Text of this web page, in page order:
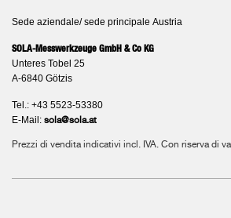
Sede aziendale/ sede principale Austria
SOLA-Messwerkzeuge GmbH & Co KG
Unteres Tobel 25
A-6840 Götzis
Tel.: +43 5523-53380
E-Mail: sola@sola.at
Prezzi di vendita indicativi incl. IVA. Con riserva di